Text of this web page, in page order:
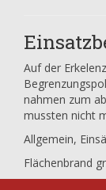
Auf der
nahmen zum
mussten nicht
Allgemein,
Flächenbrand